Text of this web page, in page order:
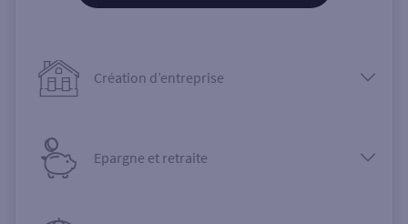
Création d’entreprise
Epargne et retraite